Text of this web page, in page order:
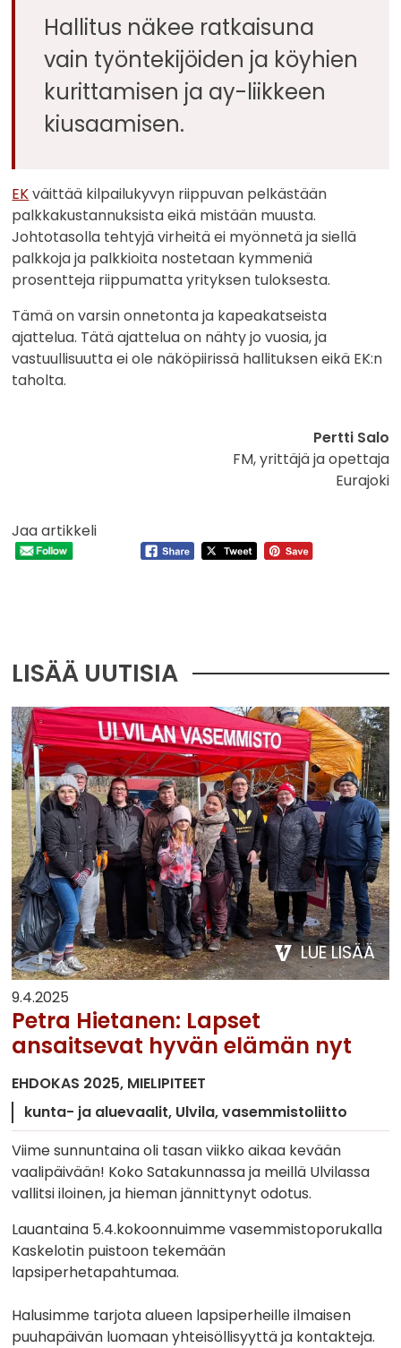
Hallitus näkee ratkaisuna
vain työntekijöiden ja köyhien
kurittamisen ja ay-liikkeen
kiusaamisen.
EKväittää kilpailukyvyn riippuvan pelkästään
palkkakustannuksista eikä mistään muusta.
Johtotasolla tehtyjä virheitä ei myönnetä ja siellä
palkkoja ja palkkioita nostetaan kymmeniä
prosentteja riippumatta yrityksen tuloksesta.
Tämä on varsin onnetonta ja kapeakatseista
ajattelua. Tätä ajattelua on nähty jo vuosia, ja
vastuullisuutta ei ole näköpiirissä hallituksen eikä EK:n
taholta.
Pertti Salo
FM, yrittäjä ja opettaja
Eurajoki
Jaa artikkeli
LISÄÄ UUTISIA
LUE LISÄÄ
9.4.2025
Petra Hietanen: Lapset
ansaitsevat hyvän elämän nyt
EHDOKAS 2025 MIELIPITEET
kunta- ja aluevaalit Ulvila vasemmistoliitto
Viime sunnuntaina oli tasan viikko aikaa kevään
vaalipäivään! Koko Satakunnassa ja meillä Ulvilassa
vallitsi iloinen, ja hieman jännittynyt odotus.
Lauantaina 5.4.kokoonnuimme vasemmistoporukalla
Kaskelotin puistoon tekemään
lapsiperhetapahtumaa.
Halusimme tarjota alueen lapsiperheille ilmaisen
puuhapäivän luomaan yhteisöllisyyttä ja kontakteja.